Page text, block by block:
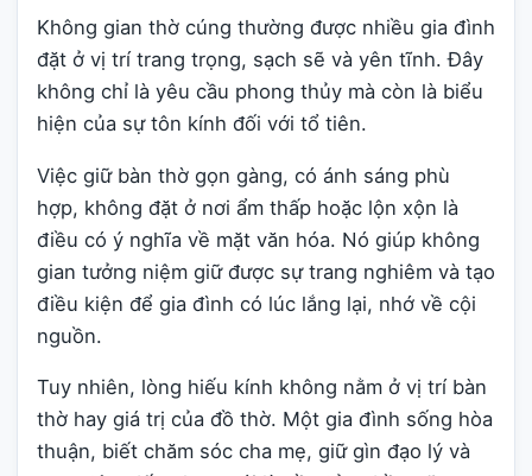
Không gian thờ cúng thường được nhiều gia đình
đặt ở vị trí trang trọng, sạch sẽ và yên tĩnh. Đây
không chỉ là yêu cầu phong thủy mà còn là biểu
hiện của sự tôn kính đối với tổ tiên.
Việc giữ bàn thờ gọn gàng, có ánh sáng phù
hợp, không đặt ở nơi ẩm thấp hoặc lộn xộn là
điều có ý nghĩa về mặt văn hóa. Nó giúp không
gian tưởng niệm giữ được sự trang nghiêm và tạo
điều kiện để gia đình có lúc lắng lại, nhớ về cội
nguồn.
Tuy nhiên, lòng hiếu kính không nằm ở vị trí bàn
thờ hay giá trị của đồ thờ. Một gia đình sống hòa
thuận, biết chăm sóc cha mẹ, giữ gìn đạo lý và